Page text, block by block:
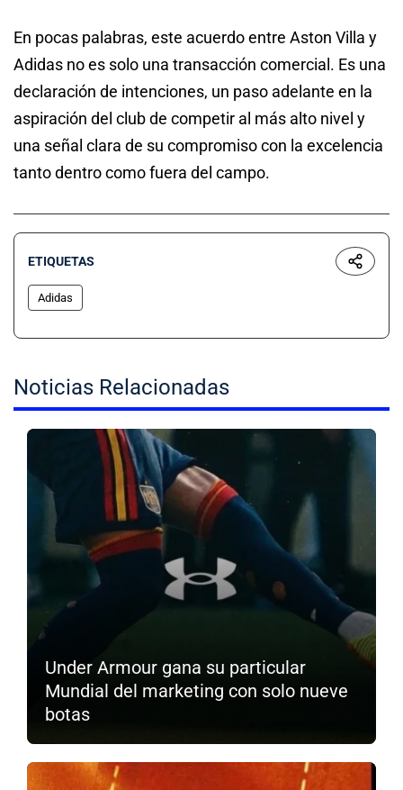
En pocas palabras, este acuerdo entre Aston Villa y
Adidas no es solo una transacción comercial. Es una
declaración de intenciones, un paso adelante en la
aspiración del club de competir al más alto nivel y
una señal clara de su compromiso con la excelencia
tanto dentro como fuera del campo.
ETIQUETAS
Adidas
Noticias Relacionadas
Under Armour gana su particular
Mundial del marketing con solo nueve
botas